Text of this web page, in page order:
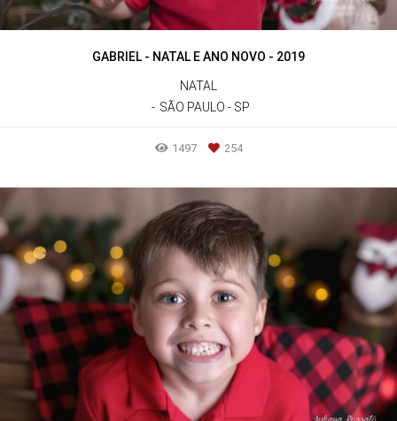
GABRIEL - NATAL E ANO NOVO - 2019
NATAL
SÃO PAULO - SP
1497 254